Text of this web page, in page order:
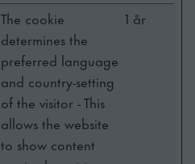
The cookie
determines the
preferred language
and country-setting
of the visitor - This
allows the website
to show content
1 år